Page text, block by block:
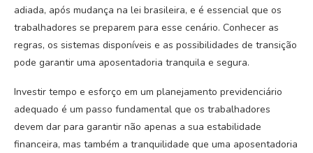
adiada, após mudança na lei brasileira, e é essencial que os
trabalhadores se preparem para esse cenário. Conhecer as
regras, os sistemas disponíveis e as possibilidades de transição
pode garantir uma aposentadoria tranquila e segura.
Investir tempo e esforço em um planejamento previdenciário
adequado é um passo fundamental que os trabalhadores
devem dar para garantir não apenas a sua estabilidade
financeira, mas também a tranquilidade que uma aposentadoria